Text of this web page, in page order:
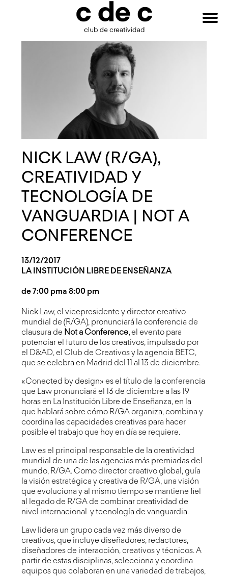
HAZTE
NICK LAW (R/GA),
CREATIVIDAD Y
TECNOLOGÍA DE
VANGUARDIA | NOT A
CONFERENCE
13/12/2017
LA INSTITUCIÓN LIBRE DE ENSEÑANZA
de 7:00 pma 8:00 pm
Nick Law, el vicepresidente y director creativo
mundial de (R/GA), pronunciará la conferencia de
clausura de Not a Conference,el evento para
potenciar el futuro de los creativos, impulsado por
el D&AD, el Club de Creativos y la agencia BETC,
que se celebra en Madrid del 11 al 13 de diciembre.
«Conected by design» es el título de la conferencia
que Law pronunciará el 13 de diciembre a las 19
horas en La Institución Libre de Enseñanza, en la
que hablará sobre cómo R/GA organiza, combina y
coordina las capacidades creativas para hacer
posible el trabajo que hoy en día se requiere.
Law es el principal responsable de la creatividad
mundial de una de las agencias más premiadas del
mundo, R/GA. Como director creativo global, guía
la visión estratégica y creativa de R/GA, una visión
que evoluciona y al mismo tiempo se mantiene fiel
al legado de R/GA de combinar creatividad de
nivel internacional y tecnología de vanguardia.
Law lidera un grupo cada vez más diverso de
creativos, que incluye diseñadores, redactores,
diseñadores de interacción, creativos y técnicos. A
partir de estas disciplinas, selecciona y coordina
equipos que colaboran en una variedad de trabajos,